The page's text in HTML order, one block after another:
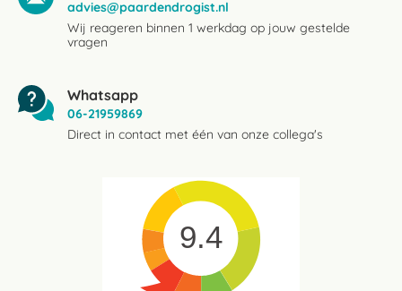
advies@paardendrogist.nl
Wij reageren binnen 1 werkdag op jouw gestelde
vragen
Whatsapp
06-21959869
Direct in contact met één van onze collega's
9.4